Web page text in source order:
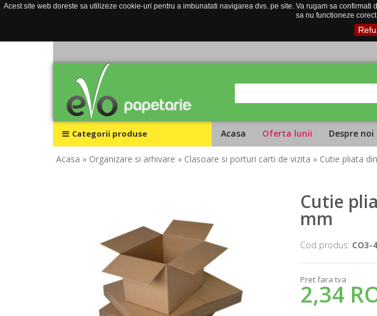
Acest site web doreste sa utilizeze cookie-uri pentru a imbunatati navigarea dvs. pe site. Va rugam sa
sa nu functioneze
Categorii produse Acasa Oferta lunii Despre noi
Acasa » Organizare si arhivare » Clasoare si porturi carti de vizita » Cutie pliata
Cutie
mm
Cod produs: CO3-
Pret fara tva
2,34